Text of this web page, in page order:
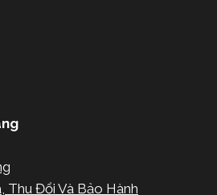
Thu Đổi Và Bảo Hành